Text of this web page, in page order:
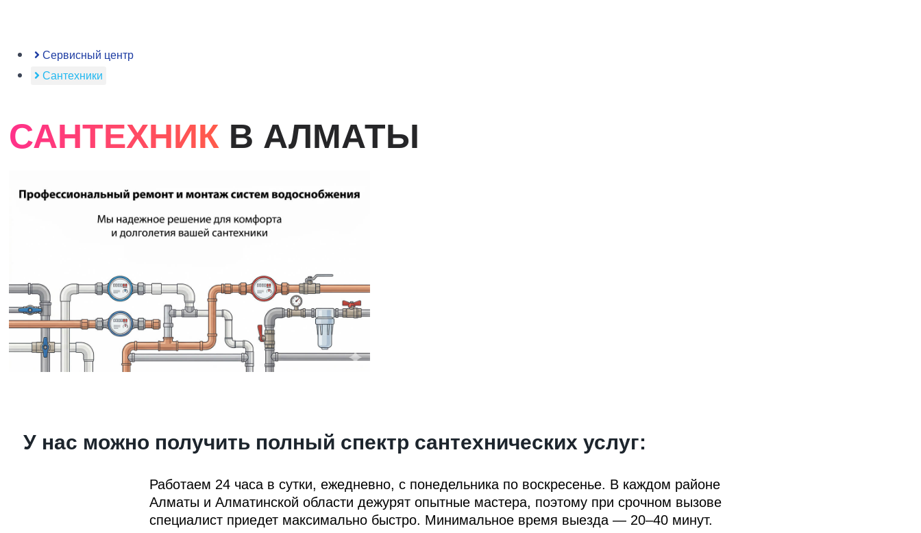
Сервисный центр
Сантехники
САНТЕХНИК В АЛМАТЫ
У нас можно получить полный спектр сантехнических услуг:
Работаем 24 часа в сутки, ежедневно, с понедельника по воскресенье. В каждом районе
Алматы и Алматинской области дежурят опытные мастера, поэтому при срочном вызове
специалист приедет максимально быстро. Минимальное время выезда — 20–40 минут.